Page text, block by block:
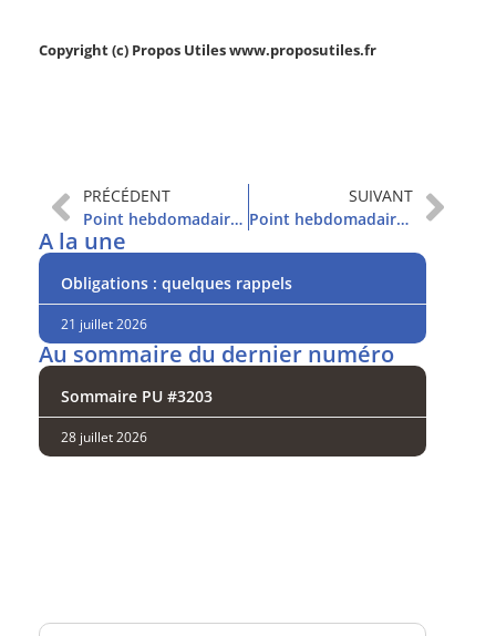
Copyright (c) Propos Utiles www.proposutiles.fr
PRÉCÉDENT
Point hebdomadaire et sommaire
SUIVANT
Point hebdomadaire et sommaire
A la une
Obligations : quelques rappels
21 juillet 2026
Au sommaire du dernier numéro
Sommaire PU #3203
28 juillet 2026